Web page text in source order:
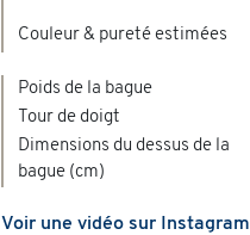
Couleur & pureté estimées
Poids de la bague
Tour de doigt
Dimensions du dessus de la
bague (cm)
Voir une vidéo sur Instagram